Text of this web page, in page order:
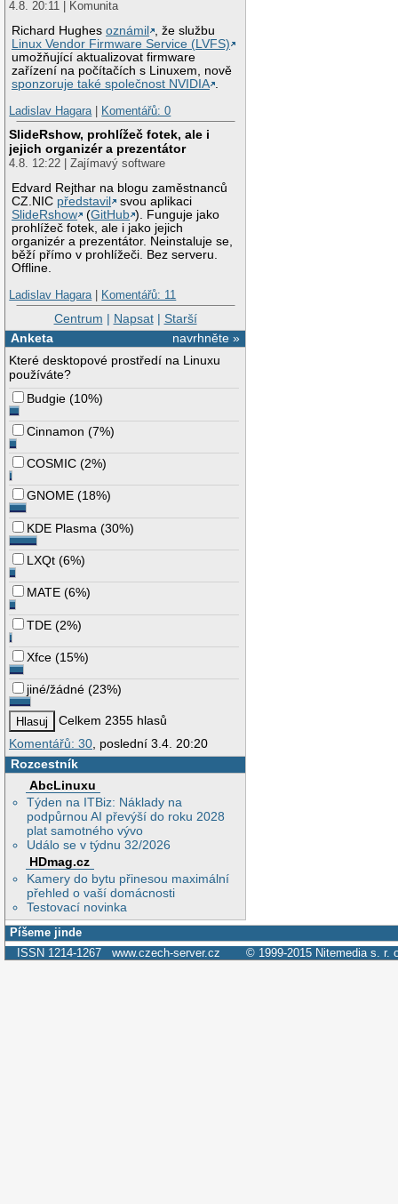
4.8. 20:11 | Komunita
Richard Hughesoznámil
, že službu
Linux Vendor Firmware Service (LVFS)
umožňující aktualizovat firmware
zařízení na počítačích s Linuxem, nově
sponzoruje také společnost NVIDIA .
Ladislav Hagara| Komentářů: 0
SlideRshow, prohlížeč fotek, ale i
jejich organizér a prezentátor
4.8. 12:22 | Zajímavý software
Edvard Rejthar na blogu zaměstnanců
CZ.NIC představil
svou aplikaci
SlideRshow
(GitHub ). Funguje jako
prohlížeč fotek, ale i jako jejich
organizér a prezentátor. Neinstaluje se,
běží přímo v prohlížeči. Bez serveru.
Offline.
Ladislav Hagara| Komentářů: 11
Centrum | Napsat| Starší
navrhněte »
Anketa
Které desktopové prostředí na Linuxu
používáte?
Budgie (10%)
Cinnamon (7%)
COSMIC (2%)
GNOME (18%)
KDE Plasma (30%)
LXQt (6%)
MATE (6%)
TDE (2%)
Xfce (15%)
jiné/žádné (23%)
Celkem 2355 hlasů
Komentářů: 30 , poslední 3.4. 20:20
Rozcestník
AbcLinuxu
Týden na ITBiz: Náklady na
podpůrnou AI převýší do roku 2028
plat samotného vývo
Událo se v týdnu 32/2026
HDmag.cz
Kamery do bytu přinesou maximální
přehled o vaší domácnosti
Testovací novinka
Píšeme jinde
ISSN 1214-1267 www.czech-server.cz © 1999-2015 Nitemedia s. r.